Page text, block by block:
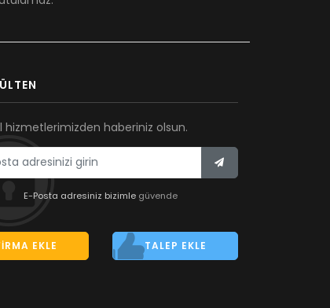
hizmetlerimizden haberiniz olsun.
E-Posta adresiniz bizimle güvende
EKLE TALEP EKLE